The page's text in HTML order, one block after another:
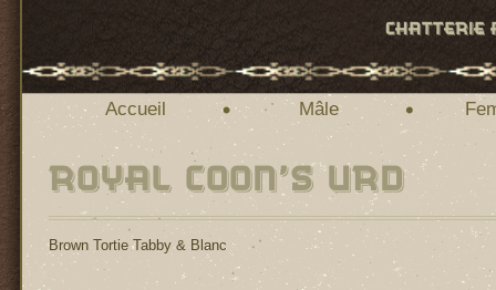
Brown Tortie Tabby & Blanc
Accueil Mâle